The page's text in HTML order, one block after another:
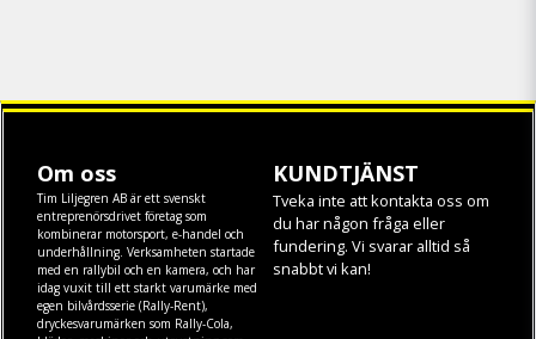
Om oss
Tim Liljegren AB är ett svenskt
entreprenörsdrivet företag som
kombinerar motorsport, e-handel och
underhållning. Verksamheten startade
med en rallybil och en kamera, och har
idag vuxit till ett starkt varumärke med
egen bilvårdsserie (Rally-Rent),
dryckesvarumärken som Rally-Cola,
KUNDTJÄNST
Tveka inte att kontakta oss om
du har någon fråga eller
fundering. Vi svarar alltid så
snabbt vi kan!